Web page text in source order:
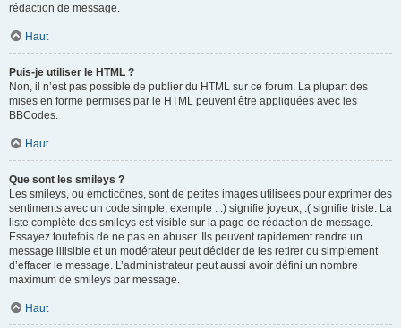
rédaction de message.
Haut
Puis-je utiliser le HTML ?
Non, il n’est pas possible de publier du HTML sur ce forum. La plupart des
mises en forme permises par le HTML peuvent être appliquées avec les
BBCodes.
Haut
Que sont les smileys ?
Les smileys, ou émoticônes, sont de petites images utilisées pour exprimer des
sentiments avec un code simple, exemple : :) signifie joyeux, :( signifie triste. La
liste complète des smileys est visible sur la page de rédaction de message.
Essayez toutefois de ne pas en abuser. Ils peuvent rapidement rendre un
message illisible et un modérateur peut décider de les retirer ou simplement
d’effacer le message. L’administrateur peut aussi avoir défini un nombre
maximum de smileys par message.
Haut